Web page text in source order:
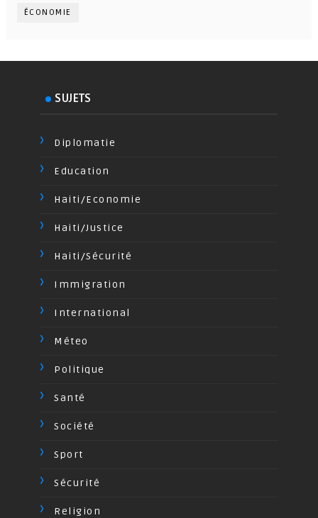
ÉCONOMIE
SUJETS
Diplomatie
Education
Haiti/Economie
Haiti/Justice
Haiti/Sécurité
Immigration
International
Méteo
Politique
Santé
Société
Sport
Sécurité
Religion